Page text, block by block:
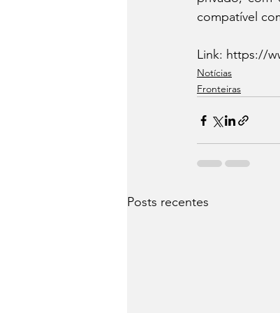
compatível
Link: https://
Notícias
Fronteiras
Posts recentes